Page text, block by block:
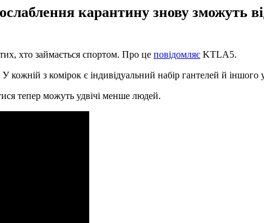
карантину знову зможуть
хто займається спортом. Про це повідомляє KTLA5.
з комірок є індивідуальний набір гантелей й іншого
тепер можуть удвічі менше людей.